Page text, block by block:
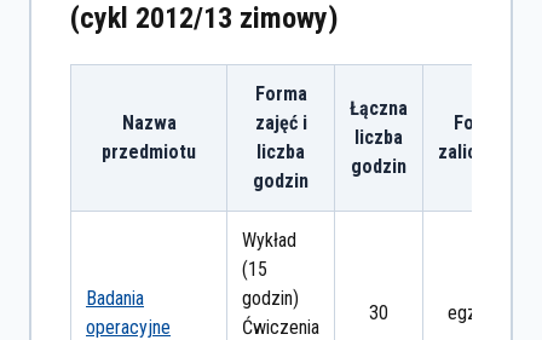
(cykl 2012/13 zimowy)
Nazwa
przedmiotu
Forma
zajęć i
liczba
godzin
Łączna
liczba
godzin
Forma
zaliczenia
Badania
operacyjne
Wykład
(15
godzin)
Ćwiczenia
30 egzamin